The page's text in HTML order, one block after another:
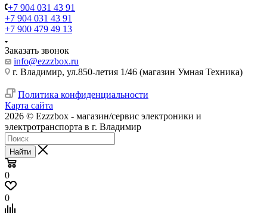
+7 904 031 43 91
+7 904 031 43 91
+7 900 479 49 13
Заказать звонок
info@ezzzbox.ru
г. Владимир, ул.850-летия 1/46 (магазин Умная Техника)
Политика конфиденциальности
Карта сайта
2026 © Ezzzbox - магазин/сервис электроники и
электротранспорта в г. Владимир
Найти
0
0